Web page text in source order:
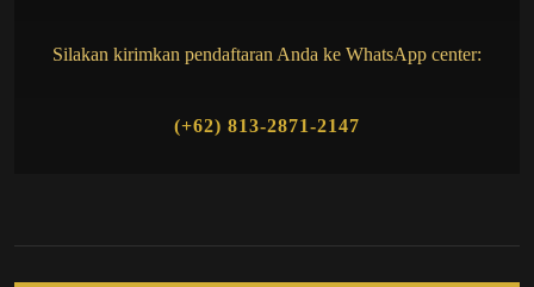
Silakan kirimkan pendaftaran Anda ke WhatsApp center:
(+62) 813-2871-2147